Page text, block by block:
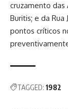
cruzamento das
Buritis; e da Rua
pontos críticos
TAGGED: 1982